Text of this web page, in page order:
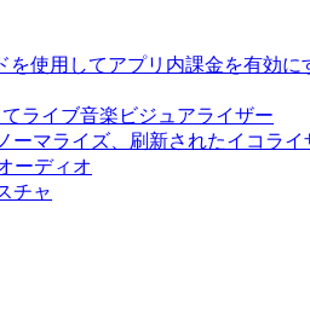
を使用してアプリ内課金を有効に
ライブ音楽ビジュアライザー
ーマライズ、刷新されたイコライ
ーディオ
チャ